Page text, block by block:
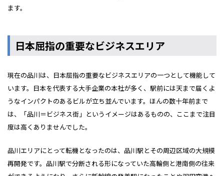
ます。
日本屈指の重要なビジネスエリア
現在の品川は、日本屈指の重要なビジネスエリアの一つとして機能して
います。日本を代表する大手企業の本社が多く、駅前には天まで届くよ
うなインパクトのあるビルが立ち並んでいます。ほんの数十年前まで
は、「品川＝ビジネス街」というイメージはあるものの、ここまで注目
度は高くありませんでした。
品川エリアにとって転機となったのは、品川駅とその周辺区域の大規模
再開発です。品川駅で分断される形になっていた高輪側と港南側の往来